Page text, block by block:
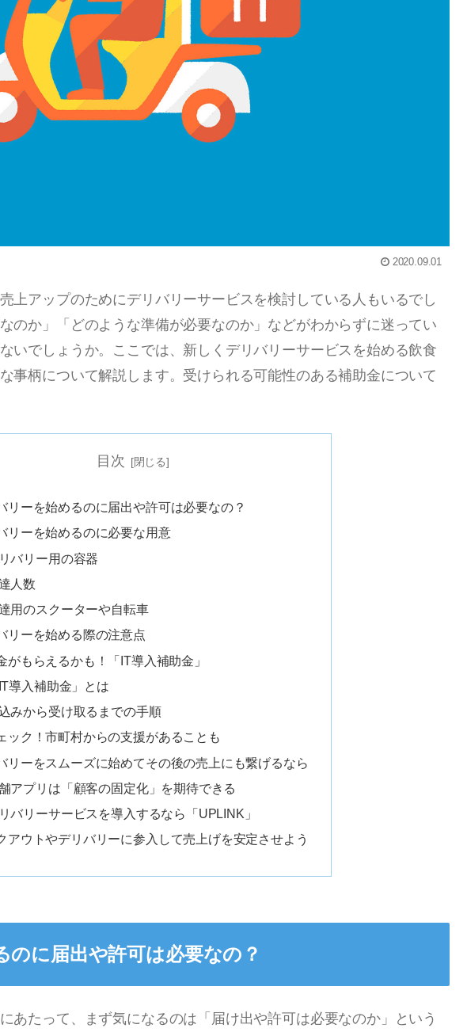
2020.09.01
上アップのためにデリバリーサービスを検討している人もいるでし
のか」「どのような準備が必要なのか」などがわからずに迷ってい
いでしょうか。ここでは、新しくデリバリーサービスを始める飲食
事柄について解説します。受けられる可能性のある補助金について
目次
リーを始めるのに届出や許可は必要なの？
リーを始めるのに必要な用意
バリー用の容器
人数
用のスクーターや自転車
リーを始める際の注意点
がもらえるかも！「IT導入補助金」
IT導入補助金」とは
みから受け取るまでの手順
ック！市町村からの支援があることも
リーをスムーズに始めてその後の売上にも繋げるなら
アプリは「顧客の固定化」を期待できる
バリーサービスを導入するなら「UPLINK」
アウトやデリバリーに参入して売上げを安定させよう
のに届出や許可は必要なの？
あたって、まず気になるのは「届け出や許可は必要なのか」という